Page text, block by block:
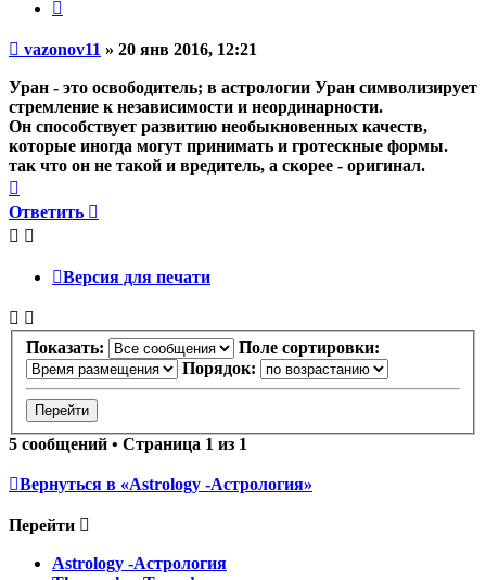
Непрочитанное
vazonov11 » 20 янв 2016, 12:21
Уран - это освободитель; в астрологии Уран символизирует
стремление к независимости и неординарности.
Он способствует развитию необыкновенных качеств,
которые иногда могут принимать и гротескные формы.
так что он не такой и вредитель, а скорее - оригинал.
к
началу
Ответить
Версия для печати
Показать:
Поле сортировки:
Порядок:
5 сообщений • Страница 1 из 1
Вернуться в «Astrology -Астрология»
Перейти
Astrology -Астрология